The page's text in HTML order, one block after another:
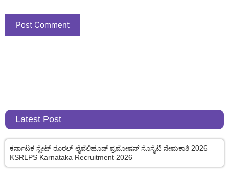
Latest Post
ಕರ್ನಾಟಕ ಸ್ಟೇಟ್ ರೂರಲ್ ಲೈವೆಲಿಹೂಡ್ ಪ್ರಮೋಷನ್ ಸೊಸೈಟಿ ನೇಮಕಾತಿ 2026 –
KSRLPS Karnataka Recruitment 2026